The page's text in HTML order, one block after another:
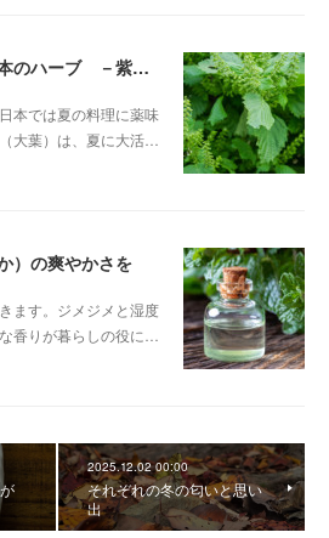
夏の食卓に欠かせない日本のハーブ －紫蘇（しそ）－
本では夏の料理に薬味
大葉）は、夏に大活…
）の爽やかさを
ます。ジメジメと湿度
香りが暮らしの役に…
2025.12.02 00:00
それぞれの冬の匂いと思い
出